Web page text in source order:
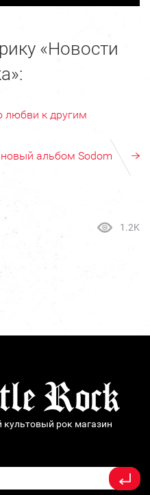
«Новости
любви к другим
альбом Sodom
1.2K
культовый рок магазин